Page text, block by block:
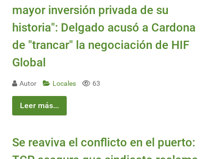
mayor inversión privada de su
historia": Delgado acusó a Cardona
de "trancar" la negociación de HIF
Global
Autor Locales 63
Leer más...
Se reaviva el conflicto en el puerto: